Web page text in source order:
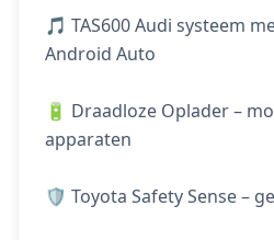
🎵 TAS600 Audi systeem
Android Auto
🔋 Draadloze Oplader –
apparaten
🛡️ Toyota Safety Sense –